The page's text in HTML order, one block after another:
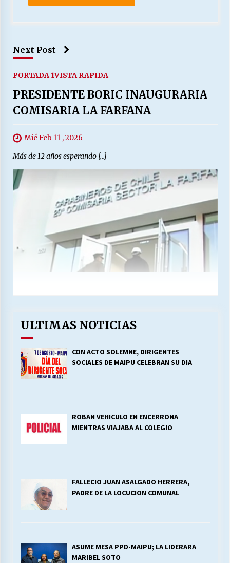
Next Post
PORTADA 1VISTA RAPIDA
PRESIDENTE BORIC INAUGURARIA
COMISARIA LA FARFANA
Mié Feb 11 , 2026
Más de 12 años esperando […]
ULTIMAS NOTICIAS
CON ACTO SOLEMNE, DIRIGENTES
SOCIALES DE MAIPU CELEBRAN SU DIA
ROBAN VEHICULO EN ENCERRONA
MIENTRAS VIAJABA AL COLEGIO
FALLECIO JUAN ASALGADO HERRERA,
PADRE DE LA LOCUCION COMUNAL
ASUME MESA PPD-MAIPU; LA LIDERARA
MARIBEL SOTO